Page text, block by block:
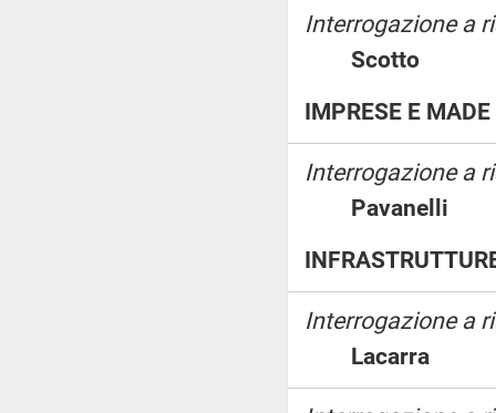
Interrogazione a
Scotto
IMPRESE E
Interrogazione a
Pavanelli
Interrogazione a
Lacarra